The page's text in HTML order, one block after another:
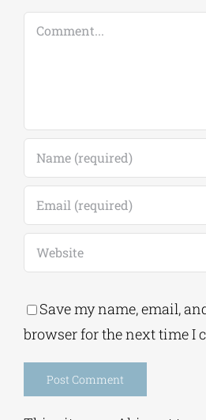
Save my name, email,
This site uses Akismet to
how your comment data is